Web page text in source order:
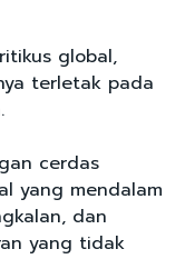
global,
terletak pada
cerdas
yang mendalam
dan
yang tidak